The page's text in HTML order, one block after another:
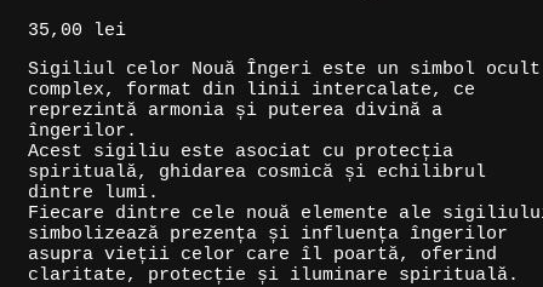
35,00
lei
Sigiliul celor Nouă Îngeri este un simbol ocult
complex, format din linii intercalate, ce
reprezintă armonia și puterea divină a
îngerilor.
Acest sigiliu este asociat cu protecția
spirituală, ghidarea cosmică și echilibrul
dintre lumi.
Fiecare dintre cele nouă elemente ale
simbolizează prezența și influența îngerilor
asupra vieții celor care îl poartă, oferind
claritate, protecție și iluminare spirituală.